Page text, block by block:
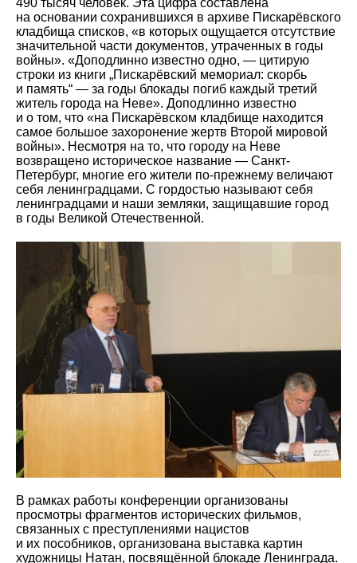
на основании сохранившихся в архиве Пискарёвского
кладбища списков, «в которых ощущается отсутствие
значительной части документов, утраченных в годы
войны». «Доподлинно известно одно, — цитирую
строки из книги „Пискарёвский мемориал: скорбь
и память“ — за годы блокады погиб каждый третий
житель города на Неве». Доподлинно известно
и о том, что «на Пискарёвском кладбище находится
самое большое захоронение жертв Второй мировой
войны». Несмотря на то, что городу на Неве
возвращено историческое название — Санкт-
Петербург, многие его жители по-прежнему величают
себя ленинградцами. С гордостью называют себя
ленинградцами и наши земляки, защищавшие город
в годы Великой Отечественной.
В рамках работы конференции организованы
просмотры фрагментов исторических фильмов,
связанных с преступлениями нацистов
и их пособников, организована выставка картин
художницы Натан, посвящённой блокаде Ленинграда.